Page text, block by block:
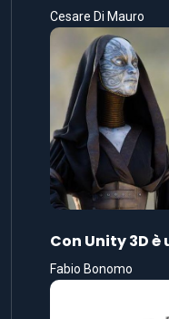
Cesare Di Mauro
Con Unity 3D è
Fabio Bonomo